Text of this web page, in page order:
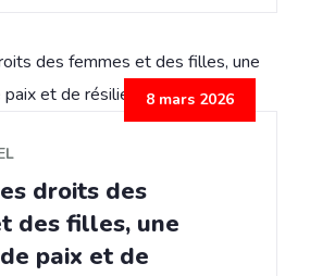
8 mars 2026
droits des
des filles, une
paix et de